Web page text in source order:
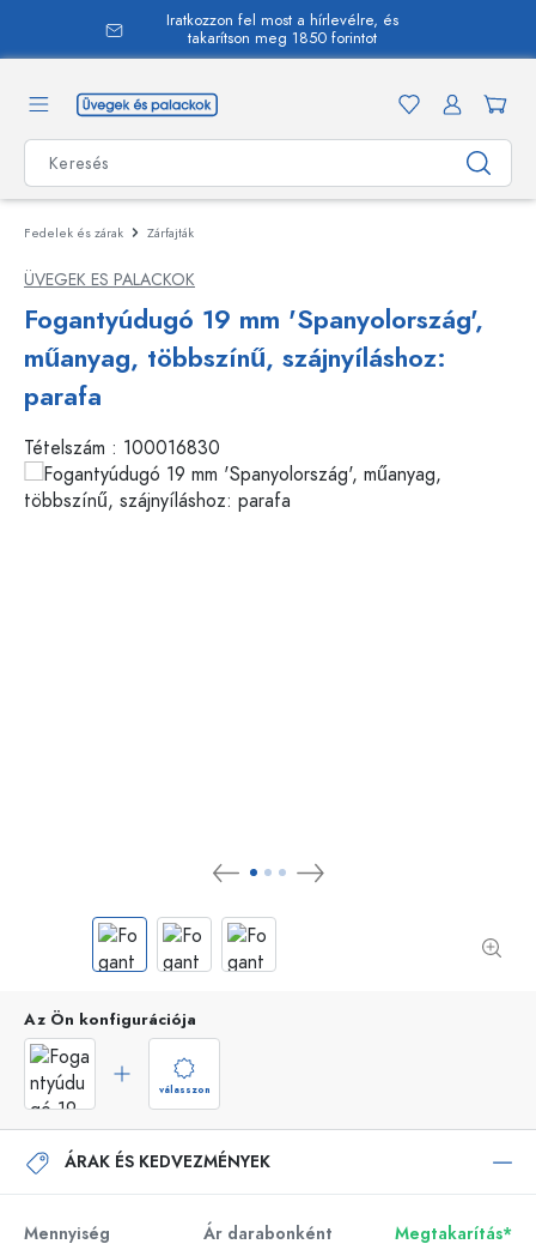
Iratkozzon fel most a hírlevélre, és
takarítson meg 1850 forintot
Fedelek és zárak Zárfajták
ÜVEGEK ES PALACKOK
Fogantyúdugó 19 mm 'Spanyolország',
műanyag, többszínű, szájnyíláshoz:
parafa
Tételszám : 100016830
Az Ön konfigurációja
válasszon
ÁRAK ÉS KEDVEZMÉNYEK
Mennyiség Ár darabonként
Megtakarítás*